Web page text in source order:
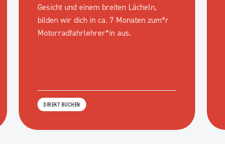
Gesicht und einem breiten Lächeln,
bilden wir dich in ca. 7 Monaten zum*r
Motorradfahrlehrer*in aus.
DIREKT BUCHEN